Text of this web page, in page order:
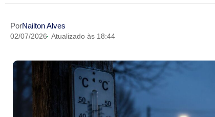
PorNailton Alves
02/07/2026 Atualizado às 18:44